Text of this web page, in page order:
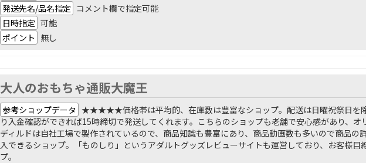
発送先名/品名指定 コメント欄で指定可能
日時指定 可能
ポイント 無し
大人のおもちゃ通販大魔王
参考ショップデータ ★★★★★価格帯は平均的、在庫数は豊富なショップ。配送は日曜祝祭日を
り入金確認ができれば15時締切で発送してくれます。こちらのショップも老舗で安心感があり、オ
ディルドは自社工場で製作されているので、商品知識も豊富にあり、商品動画数も多いので商品の
入できるショップ。「ものしり」というアダルトグッズレビューサイトも運営しており、お客様目
プ。